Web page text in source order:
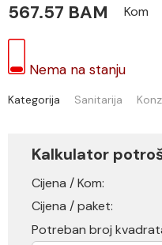
567.57 BAM
Kom
Nema na stanju
Kategorija Sanitarija
Kalkulator
Cijena / Kom:
Cijena / paket:
Potreban broj